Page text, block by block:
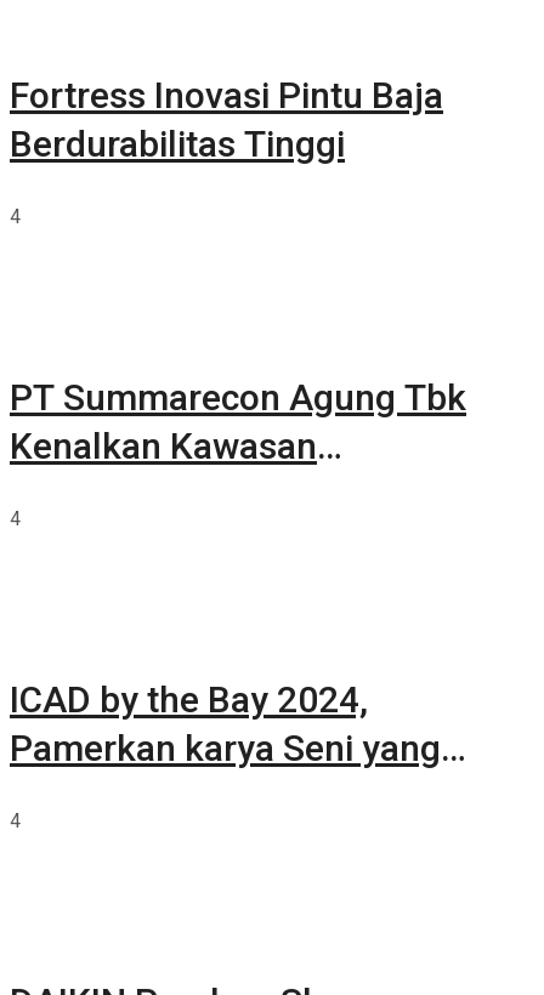
Fortress Inovasi Pintu Baja
Berdurabilitas Tinggi
4
PT Summarecon Agung Tbk
Kenalkan Kawasan
4
ICAD by the Bay 2024,
Pamerkan karya Seni yang
4